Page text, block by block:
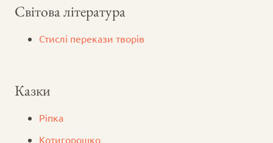
Світова література
Стислі перекази творів
Казки
Ріпка
Котигорошко